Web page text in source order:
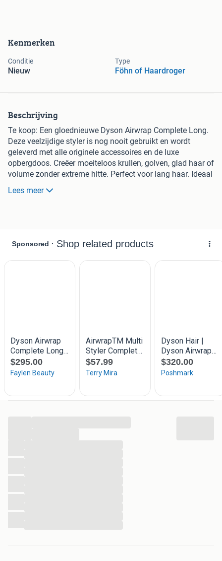
Kenmerken
Conditie
Nieuw
Type
Föhn of Haardroger
Beschrijving
Te koop: Een gloednieuwe Dyson Airwrap Complete Long.
Deze veelzijdige styler is nog nooit gebruikt en wordt
geleverd met alle originele accessoires en de luxe
opbergdoos. Creëer moeiteloos krullen, golven, glad haar of
volume zonder extreme hitte. Perfect voor lang haar. Ideaal
als cadeau of voor jezelf!
Lees meer